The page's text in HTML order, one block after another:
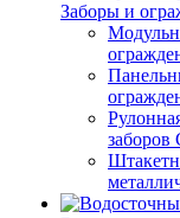
Заборы и
заборов